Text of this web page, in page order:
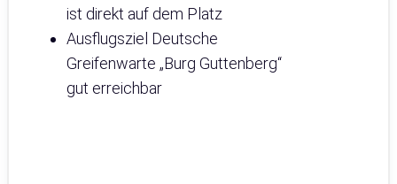
ist direkt auf dem Platz
Ausflugsziel Deutsche
Greifenwarte „Burg Guttenberg“
gut erreichbar